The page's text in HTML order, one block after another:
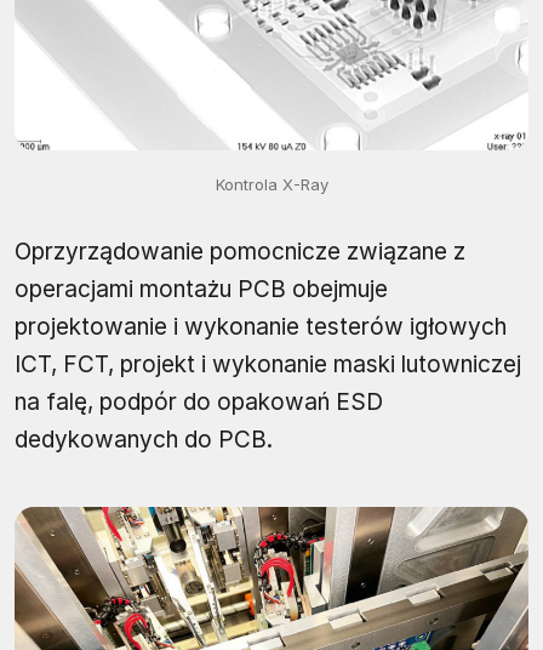
Kontrola X-Ray
Oprzyrządowanie pomocnicze związane z
operacjami montażu PCB obejmuje
projektowanie i wykonanie testerów igłowych
ICT, FCT, projekt i wykonanie maski lutowniczej
na falę, podpór do opakowań ESD
dedykowanych do PCB.